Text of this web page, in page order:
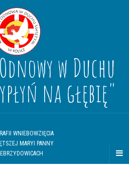
w Duchu
na głębię"
WNIEBOWZIĘCIA
MARYI PANNY